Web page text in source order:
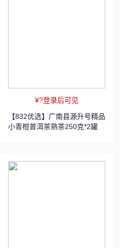
¥?登录后可见
【832优选】广南县源升号精品
小青柑普洱茶熟茶250克*2罐